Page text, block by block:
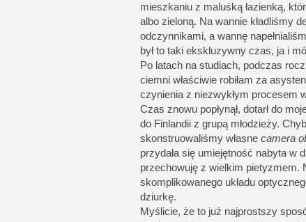
mieszkaniu z maluśką łazienką,
albo zieloną. Na wannie kładliśmy
odczynnikami, a wannę
był to taki ekskluzywny czas, ja i
Po latach na studiach, podczas
ciemni właściwie robiłam za
czynienia z niezwykłym procesem
Czas znowu popłynął, dotarł do
do Finlandii z grupą młodzieży.
skonstruowaliśmy własne camera
przydała się umiejętność nabyta w
przechowuję z wielkim pietyzmem.
skomplikowanego układu
dziurkę.
Myślicie, że to już najprostszy